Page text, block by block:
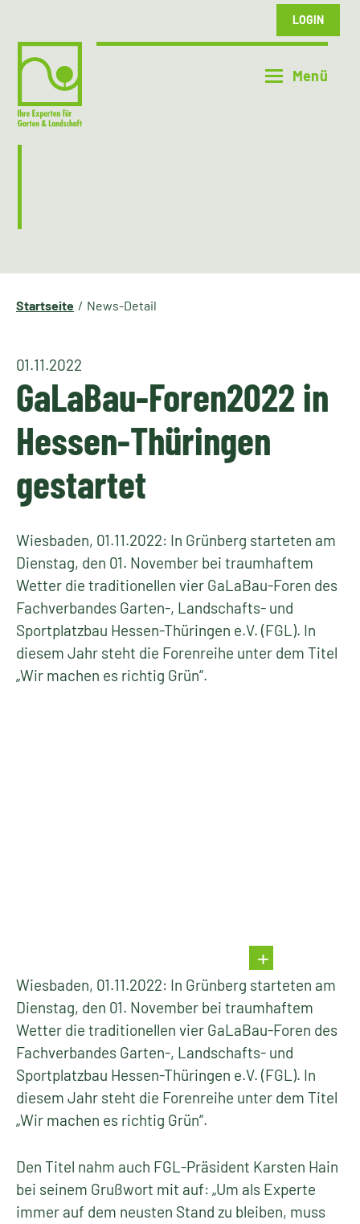
LOGIN
Startseite News-Detail
01.11.2022
GaLaBau-Foren2022 in
Hessen-Thüringen
gestartet
Wiesbaden, 01.11.2022: In Grünberg starteten am
Dienstag, den 01. November bei traumhaftem
Wetter die traditionellen vier GaLaBau-Foren des
Fachverbandes Garten-, Landschafts- und
Sportplatzbau Hessen-Thüringen e.V. (FGL). In
diesem Jahr steht die Forenreihe unter dem Titel
„Wir machen es richtig Grün“.
Wiesbaden, 01.11.2022: In Grünberg starteten am
Dienstag, den 01. November bei traumhaftem
Wetter die traditionellen vier GaLaBau-Foren des
Fachverbandes Garten-, Landschafts- und
Sportplatzbau Hessen-Thüringen e.V. (FGL). In
diesem Jahr steht die Forenreihe unter dem Titel
„Wir machen es richtig Grün“.
Den Titel nahm auch FGL-Präsident Karsten Hain
bei seinem Grußwort mit auf: „Um als Experte
immer auf dem neusten Stand zu bleiben, muss